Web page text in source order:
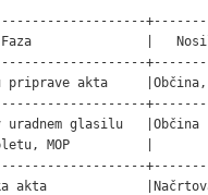
|
priprave akta
v uradnem glasilu
spletu, MOP          |
akta